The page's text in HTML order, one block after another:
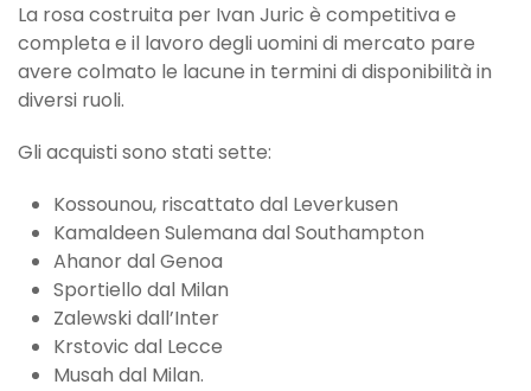
La rosa costruita per Ivan Juric è competitiva e
completa e il lavoro degli uomini di mercato pare
avere colmato le lacune in termini di disponibilità in
diversi ruoli.
Gli acquisti sono stati sette:
Kossounou, riscattato dal Leverkusen
Kamaldeen Sulemana dal Southampton
Ahanor dal Genoa
Sportiello dal Milan
Zalewski dall’Inter
Krstovic dal Lecce
Musah dal Milan.